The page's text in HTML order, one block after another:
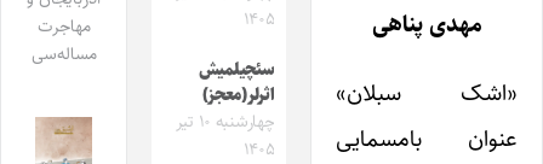
مهدی پناهی
«اشک سبلان»
عنوان بامسمایی
۱۴۰۵
سئچیلمیش
اثرلر(معجز)
چهارشنبه ۱۰ تیر
۱۴۰۵
مهاجرت
مساله‌سی